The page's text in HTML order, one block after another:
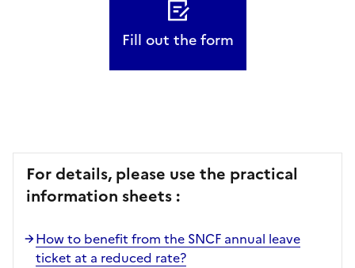
Fill out the form
For details, please use the practical
information sheets :
How to benefit from the SNCF annual leave
ticket at a reduced rate?